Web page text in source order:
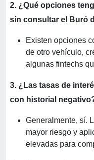
2. ¿Qué opciones
sin consultar el Buró
Existen opciones
de otro vehículo,
algunas fintechs
3. ¿Las tasas de
con historial
Generalmente, sí.
mayor riesgo y
elevadas para